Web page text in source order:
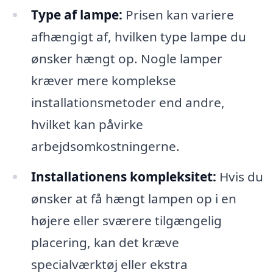
Type af lampe: Prisen kan variere
afhængigt af, hvilken type lampe du
ønsker hængt op. Nogle lamper
kræver mere komplekse
installationsmetoder end andre,
hvilket kan påvirke
arbejdsomkostningerne.
Installationens kompleksitet: Hvis du
ønsker at få hængt lampen op i en
højere eller sværere tilgængelig
placering, kan det kræve
specialværktøj eller ekstra